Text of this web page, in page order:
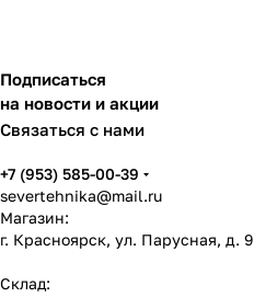
Подписаться
на новости и акции
Связаться с нами
+7 (953) 585-00-39
severtehnika@mail.ru
Магазин:
г. Красноярск, ул. Парусная, д. 9
Склад: